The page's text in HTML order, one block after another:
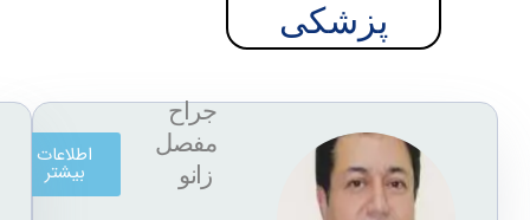
پزشکی
جراح
اطلاعات